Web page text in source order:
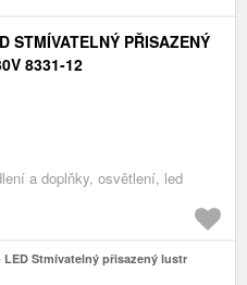
STMÍVATELNÝ PŘISAZENÝ
8331-12
a doplňky, osvětlení, led
LED Stmívatelný přisazený lustr